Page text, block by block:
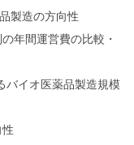
製造の方向性
年間運営費の比較・
イオ医薬品製造規模